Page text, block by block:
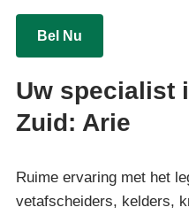
Bel Nu
Uw specialist
Zuid: Arie
Ruime ervaring met het
vetafscheiders, kelders,